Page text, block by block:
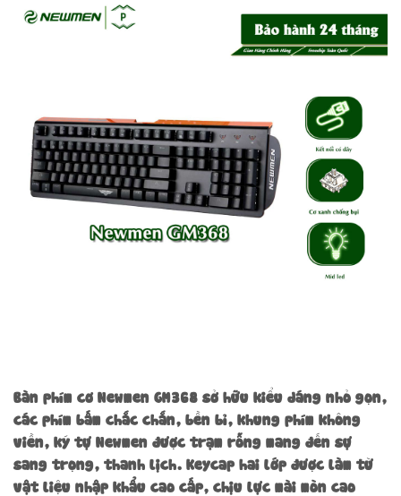
Bàn phím cơ Newmen GM368 sở hữu kiểu dáng nhỏ gọn,
các phím bấm chắc chắn, bền bỉ, khung phím không
viền, ký tự Newmen được trạm rỗng mang đến sự
sang trọng, thanh lịch. Keycap hai lớp được làm từ
vật liệu nhập khẩu cao cấp, chịu lực mài mòn cao